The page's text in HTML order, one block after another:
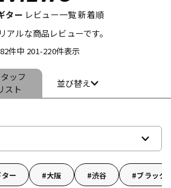
ウクレレ
パーカッション
その他楽器
ター レビュー一覧 新着順
ルな商品レビューです。
件中 201-220件表示
ッフ
スト
並び替え
ー 大阪 渋谷 ブラック